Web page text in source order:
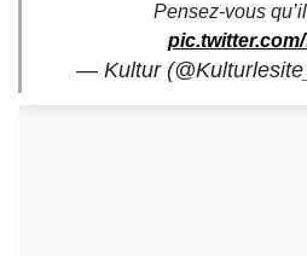
Pensez-vous
— Kultur